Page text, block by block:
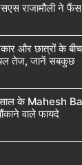
राजामौली ने फैंस
छात्रों के बीच
तेज, जानें सबकुछ
के Mahesh
वाले फायदे